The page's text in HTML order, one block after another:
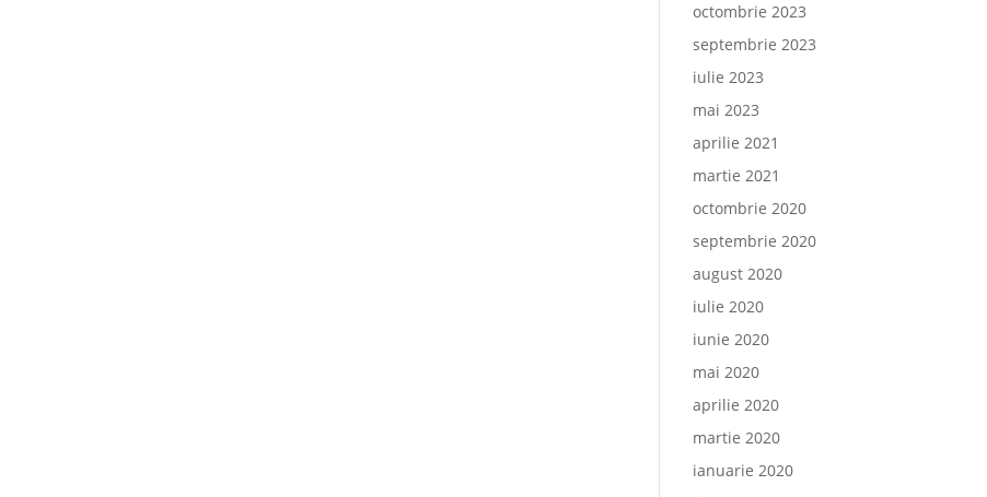
octombrie 2023
septembrie 2023
iulie 2023
mai 2023
aprilie 2021
martie 2021
octombrie 2020
septembrie 2020
august 2020
iulie 2020
iunie 2020
mai 2020
aprilie 2020
martie 2020
ianuarie 2020